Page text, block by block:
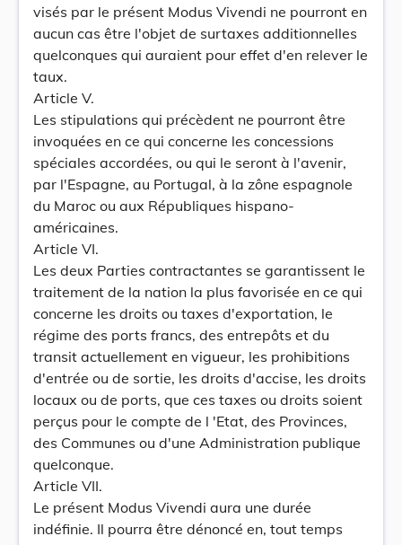
visés par le présent Modus Vivendi ne pourront en
aucun cas être l'objet de surtaxes additionnelles
quelconques qui auraient pour effet d'en relever le
taux.
Article V.
Les stipulations qui précèdent ne pourront être
invoquées en ce qui concerne les concessions
spéciales accordées, ou qui le seront à l'avenir,
par l'Espagne, au Portugal, à la zône espagnole
du Maroc ou aux Républiques hispano-
américaines.
Article VI.
Les deux Parties contractantes se garantissent le
traitement de la nation la plus favorisée en ce qui
concerne les droits ou taxes d'exportation, le
régime des ports francs, des entrepôts et du
transit actuellement en vigueur, les prohibitions
d'entrée ou de sortie, les droits d'accise, les droits
locaux ou de ports, que ces taxes ou droits soient
perçus pour le compte de l 'Etat, des Provinces,
des Communes ou d'une Administration publique
quelconque.
Article VII.
Le présent Modus Vivendi aura une durée
indéfinie. Il pourra être dénoncé en, tout temps